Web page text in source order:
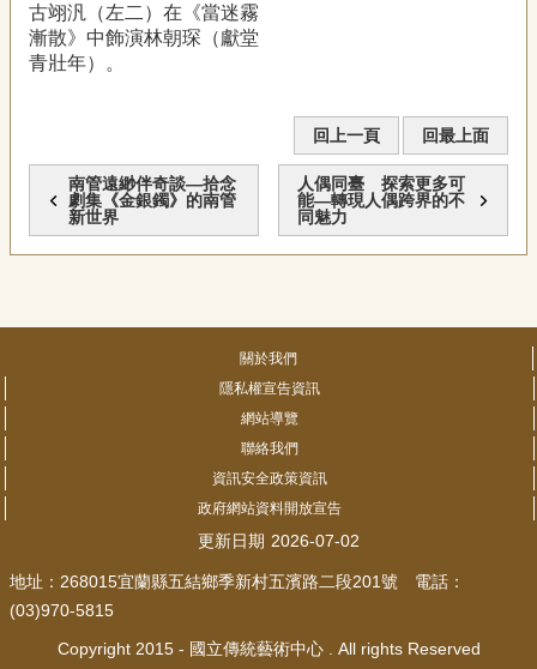
古翊汎（左二）在《當迷霧
漸散》中飾演林朝琛（獻堂
青壯年）。
回上一頁 回最上面
南管遠緲伴奇談—拾念
劇集《金銀鐲》的南管
新世界
人偶同臺 探索更多可
能—轉現人偶跨界的不
同魅力
關於我們
隱私權宣告資訊
網站導覽
聯絡我們
資訊安全政策資訊
政府網站資料開放宣告
更新日期 2026-07-02
地址：268015宜蘭縣五結鄉季新村五濱路二段201號 電話：
(03)970-5815
Copyright 2015 - 國立傳統藝術中心 . All rights Reserved